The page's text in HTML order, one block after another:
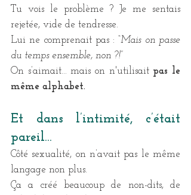
Tu vois le problème ? Je me sentais
rejetée, vide de tendresse.
Lui ne comprenait pas : “Mais on passe
du temps ensemble, non ?!”
On s’aimait… mais on n'utilisait pas le
même alphabet.
Et dans l’intimité, c’était
pareil…
Côté sexualité, on n’avait pas le même
langage non plus.
Ça a créé beaucoup de non-dits, de